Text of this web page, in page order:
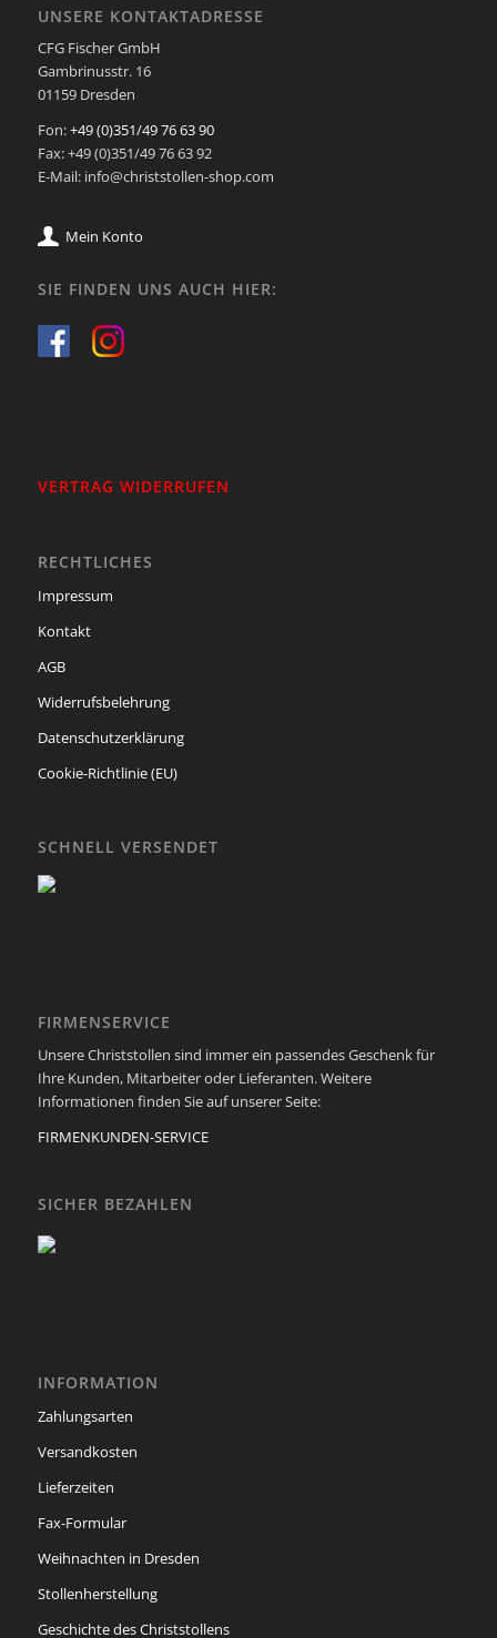
UNSERE KONTAKTADRESSE
CFG Fischer GmbH
Gambrinusstr. 16
01159 Dresden
Fon:+49 (0)351/49 76 63 90
Fax: +49 (0)351/49 76 63 92
E-Mail: info@christstollen-shop.com
Mein Konto
SIE FINDEN UNS AUCH HIER:
VERTRAG WIDERRUFEN
RECHTLICHES
Impressum
Kontakt
AGB
Widerrufsbelehrung
Datenschutzerklärung
Cookie-Richtlinie (EU)
SCHNELL VERSENDET
FIRMENSERVICE
Unsere Christstollen sind immer ein passendes Geschenk für
Ihre Kunden, Mitarbeiter oder Lieferanten. Weitere
Informationen finden Sie auf unserer Seite:
FIRMENKUNDEN-SERVICE
SICHER BEZAHLEN
INFORMATION
Zahlungsarten
Versandkosten
Lieferzeiten
Fax-Formular
Weihnachten in Dresden
Stollenherstellung
Geschichte des Christstollens